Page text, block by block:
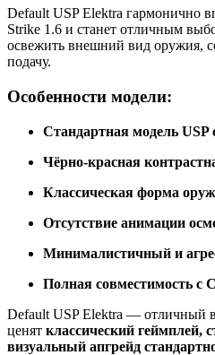
Default USP Elektra гармонично
Strike 1.6 и станет отличным
освежить внешний вид оружия,
подачу.
Особенности модели:
Стандартная модель USP
Чёрно-красная
Классическая форма
Отсутствие анимации
Минималистичный и
Полная совместимость с
Default USP Elektra — отличный
ценят классический геймплей,
визуальный апгрейд